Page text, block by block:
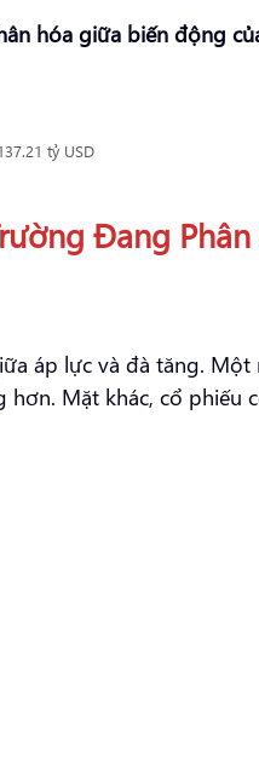
hóa giữa biến động
tỷ USD
Đang
áp lực và đà tăng. Một
Mặt khác, cổ